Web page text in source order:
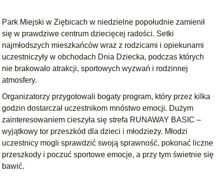
Park Miejski w Ziębicach w niedzielne popołudnie zamienił
się w prawdziwe centrum dziecięcej radości. Setki
najmłodszych mieszkańców wraz z rodzicami i opiekunami
uczestniczyły w obchodach Dnia Dziecka, podczas których
nie brakowało atrakcji, sportowych wyzwań i rodzinnej
atmosfery.
Organizatorzy przygotowali bogaty program, który przez kilka
godzin dostarczał uczestnikom mnóstwo emocji. Dużym
zainteresowaniem cieszyła się strefa RUNAWAY BASIC –
wyjątkowy tor przeszkód dla dzieci i młodzieży. Młodzi
uczestnicy mogli sprawdzić swoją sprawność, pokonać liczne
przeszkody i poczuć sportowe emocje, a przy tym świetnie się
bawić.